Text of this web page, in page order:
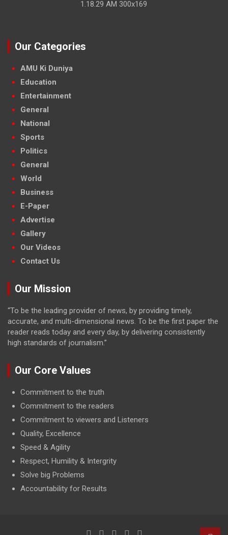
Our Categories
AMU Ki Duniya
Education
Entertainment
General
National
Sports
Politics
General
World
Business
E-Paper
Advertise
Gallery
Our Videos
Contact Us
Our Mission
“To be the leading provider of news, by providing timely,
accurate, and multi-dimensional news. To be the first paper the
reader reads today and every day, by delivering consistently
high standards of journalism.”
Our Core Values
Commitment to the truth
Commitment to the readers
Commitment to viewers and Listeners
Quality, Excellence
Speed & Agility
Respect, Humility & Intergrity
Solve big Problems
Accountability for Results